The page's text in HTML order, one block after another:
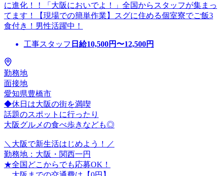
に進化！！「大阪においでよ！」全国からスタッフが集まっ
てます！【現場での簡単作業】スグに住める個室寮でご飯3
食付き！男性活躍中！
工事スタッフ 日給10,500円〜12,500円
勤務地
面接地
愛知県豊橋市
◆休日は大阪の街を満喫
話題のスポットに行ったり
大阪グルメの食べ歩きなども◎
＼大阪で新生活はじめよう！／
勤務地：大阪・関西一円
★全国どこからでも応募OK！